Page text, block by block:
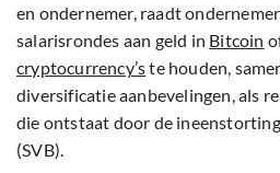
en ondernemer, raadt
salarisrondes aan geld in Bitcoin
cryptocurrency’ste houden,
diversificatie aanbevelingen, als
die ontstaat door de
(SVB).